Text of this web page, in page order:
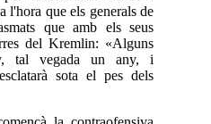
l'hora que els generals de
que amb els seus
del Kremlin: «Alguns
tal vegada un any, i
sota el pes dels